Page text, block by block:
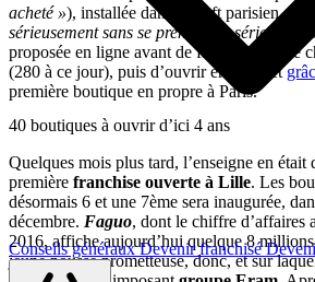
Conseils générauxDevenir franchisé
acheté »), installée dans un loft parisien, où
sérieusement sans se prendre au sérieux »
,
proposée en ligne avant de faire son entrée
(280 à ce jour), puis d’ouvrir en 2015 et
première boutique en propre à Paris.
40 boutiques à ouvrir d’ici 4 ans
Quelques mois plus tard, l’enseigne en était
première franchise ouverte à Lille. Les
désormais 6 et une 7ème sera inaugurée,
décembre. Faguo, dont le chiffre d’affaires
2016, affiche aujourd’hui quelque 8
jeune pousse prometteuse, donc, et sur